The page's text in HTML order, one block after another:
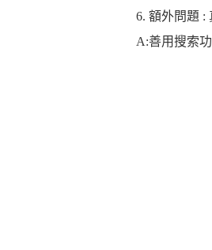
6. 額外問題 :
A:善用搜索